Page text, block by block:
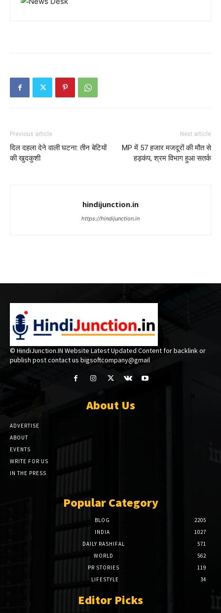
Previous article
दिल दहला देने वाली घटना: तीन बेटियों
की खुदकुशी
Next article
MP में 57 हजार मजदूरों की मौत से
हड़कंप, श्रम विभाग हुआ सतर्क
hindijunction.in
https://hindijunction.in
© HindiJunction.IN Website Latest Updated Content for backlink or
publish post contact us bigsoftcompany@gmail
About Us
ADVERTISE
ABOUT
EVENTS
WRITE FOR US
IN THE PRESS
Popular Category
BLOG
2205
INDIA
1027
DAILY RASHIFAL
571
WORLD
562
PR STORIES
119
LIFESTYLE
34
Editor Picks